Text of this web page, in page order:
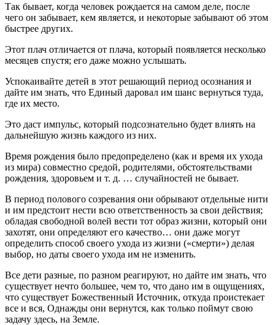
Так бывает, когда человек рождается на самом деле, после
чего он забывает, кем является, и некоторые забывают об этом
быстрее других.
Этот плач отличается от плача, который появляется несколько
месяцев спустя; его даже можно услышать.
Успокаивайте детей в этот решающий период осознания и
дайте им знать, что Единый даровал им шанс вернуться туда,
где их место.
Это даст импульс, который подсознательно будет влиять на
дальнейшую жизнь каждого из них.
Время рождения было предопределено (как и время их ухода
из мира) совместно средой, родителями, обстоятельствами
рождения, здоровьем и т. д. … случайностей не бывает.
В период полового созревания они обрывают отдельные нити
и им предстоит нести всю ответственность за свои действия;
обладая свободной волей вести тот образ жизни, который они
захотят, они определяют его качество… они даже могут
определить способ своего ухода из жизни («смерти») делая
выбор, но даты своего ухода им не изменить.
Все дети разные, по разном реагируют, но дайте им знать, что
существует нечто большее, чем то, что дано им в ощущениях,
что существует Божественный Источник, откуда проистекает
все и вся, Однажды они вернутся, как только поймут свою
задачу здесь, на Земле.